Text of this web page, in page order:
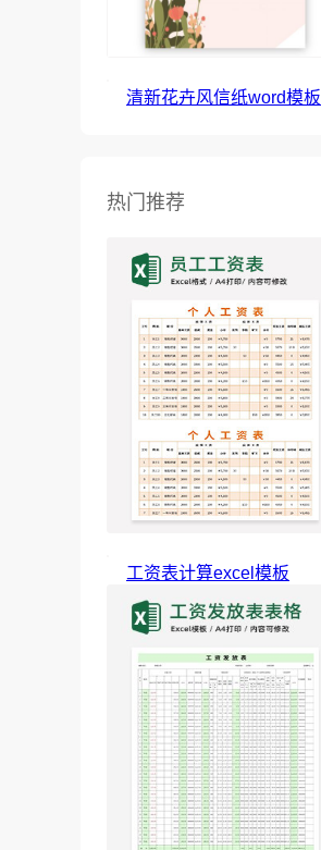
清新花卉风信纸word模板
热门推荐
工资表计算excel模板